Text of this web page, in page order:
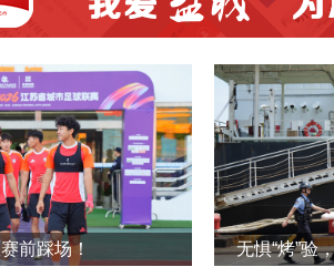
前踩场！ 无惧“烤”验